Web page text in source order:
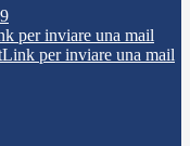
per inviare una mail
Link per inviare una mail